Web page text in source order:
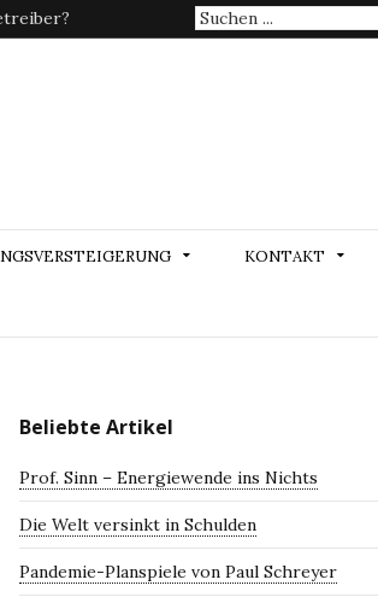
Suche
KONTAKT
Beliebte Artikel
Prof. Sinn – Energiewende ins Nichts
Die Welt versinkt in Schulden
Pandemie-Planspiele von Paul Schreyer